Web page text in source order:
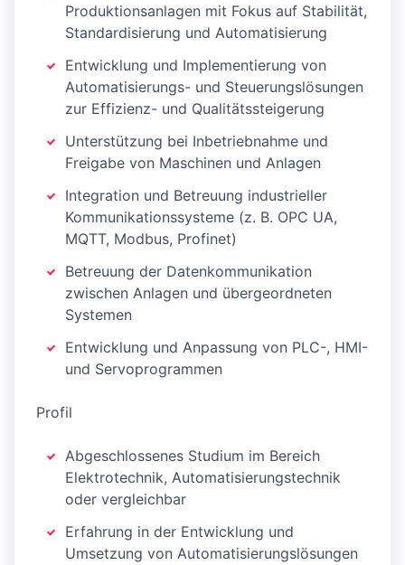
Produktionsanlagen mit Fokus auf Stabilität,
Standardisierung und Automatisierung
Entwicklung und Implementierung von
Automatisierungs- und Steuerungslösungen
zur Effizienz- und Qualitätssteigerung
Unterstützung bei Inbetriebnahme und
Freigabe von Maschinen und Anlagen
Integration und Betreuung industrieller
Kommunikationssysteme (z. B. OPC UA,
MQTT, Modbus, Profinet)
Betreuung der Datenkommunikation
zwischen Anlagen und übergeordneten
Systemen
Entwicklung und Anpassung von PLC-, HMI-
und Servoprogrammen
Profil
Abgeschlossenes Studium im Bereich
Elektrotechnik, Automatisierungstechnik
oder vergleichbar
Erfahrung in der Entwicklung und
Umsetzung von Automatisierungslösungen